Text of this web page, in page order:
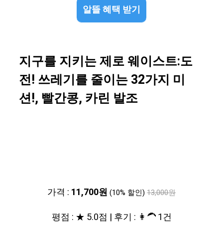
알뜰 혜택 받기
지구를 지키는 제로 웨이스트:도
전! 쓰레기를 줄이는 32가지 미
션!, 빨간콩, 카린 발조
가격 : 11,700원 (10% 할인) 13,000원
평점 : ★ 5.0점 | 후기 : 👩‍🦱 1건